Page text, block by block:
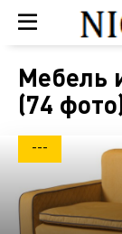
Мебель
(74
---